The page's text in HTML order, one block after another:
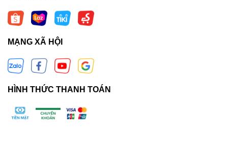
MẠNG XÃ HỘI
HÌNH THỨC THANH TOÁN